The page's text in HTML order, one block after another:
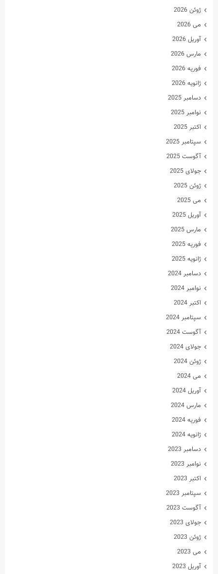
ژوئن 2026
می 2026
آوریل 2026
مارس 2026
فوریه 2026
ژانویه 2026
دسامبر 2025
نوامبر 2025
اکتبر 2025
سپتامبر 2025
آگوست 2025
جولای 2025
ژوئن 2025
می 2025
آوریل 2025
مارس 2025
فوریه 2025
ژانویه 2025
دسامبر 2024
نوامبر 2024
اکتبر 2024
سپتامبر 2024
آگوست 2024
جولای 2024
ژوئن 2024
می 2024
آوریل 2024
مارس 2024
فوریه 2024
ژانویه 2024
دسامبر 2023
نوامبر 2023
اکتبر 2023
سپتامبر 2023
آگوست 2023
جولای 2023
ژوئن 2023
می 2023
آوریل 2023